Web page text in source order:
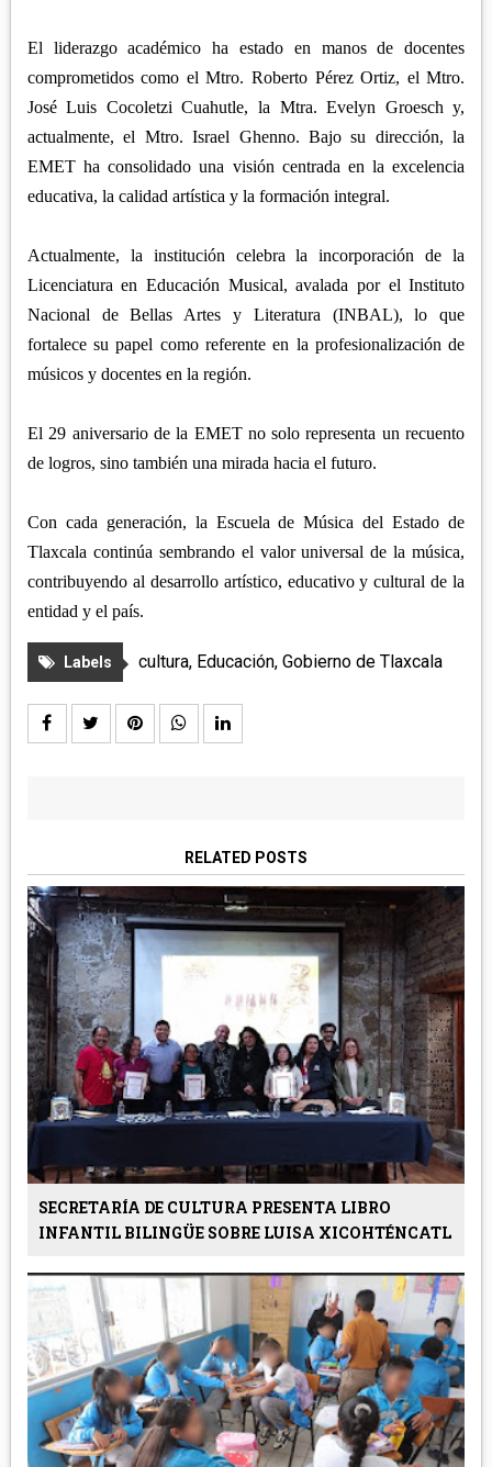
El liderazgo académico ha estado en manos de docentes
comprometidos como el Mtro. Roberto Pérez Ortiz, el Mtro.
José Luis Cocoletzi Cuahutle, la Mtra. Evelyn Groesch y,
actualmente, el Mtro. Israel Ghenno. Bajo su dirección, la
EMET ha consolidado una visión centrada en la excelencia
educativa, la calidad artística y la formación integral.
Actualmente, la institución celebra la incorporación de la
Licenciatura en Educación Musical, avalada por el Instituto
Nacional de Bellas Artes y Literatura (INBAL), lo que
fortalece su papel como referente en la profesionalización de
músicos y docentes en la región.
El 29 aniversario de la EMET no solo representa un recuento
de logros, sino también una mirada hacia el futuro.
Con cada generación, la Escuela de Música del Estado de
Tlaxcala continúa sembrando el valor universal de la música,
contribuyendo al desarrollo artístico, educativo y cultural de la
entidad y el país.
Labels cultura, Educación, Gobierno de Tlaxcala
RELATED POSTS
SECRETARÍA DE CULTURA PRESENTA LIBRO
INFANTIL BILINGÜE SOBRE LUISA XICOHTÉNCATL